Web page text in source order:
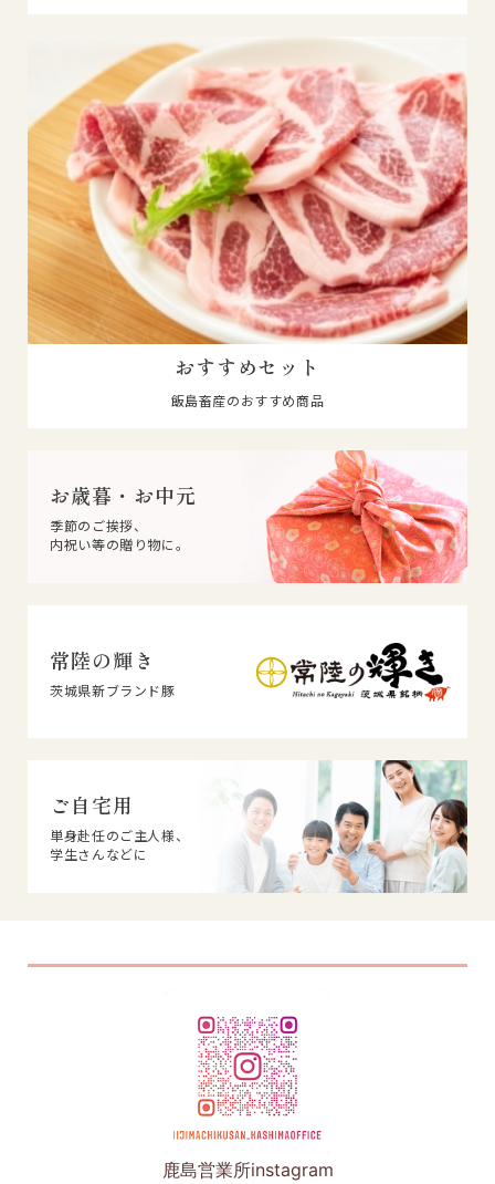
おすすめセット
飯島畜産のおすすめ商品
お歳暮・お中元
季節のご挨拶、
内祝い等の贈り物に。
常陸の輝き
茨城県新ブランド豚
ご自宅用
単身赴任のご主人様、
学生さんなどに
鹿島営業所instagram